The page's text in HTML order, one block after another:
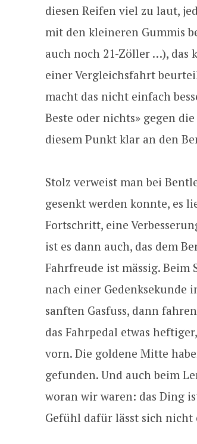
diesen Reifen viel zu laut,
mit den kleineren Gummis
auch noch 21-Zöller …), das
einer Vergleichsfahrt
macht das nicht einfach
Beste oder nichts» gegen
diesem Punkt klar an den
Stolz verweist man bei
gesenkt werden konnte, es
Fortschritt, eine
ist es dann auch, das dem
Fahrfreude ist mässig.
nach einer Gedenksekunde
sanften Gasfuss, dann
das Fahrpedal etwas
vorn. Die goldene Mitte
gefunden. Und auch beim
woran wir waren: das Ding
Gefühl dafür lässt sich nicht